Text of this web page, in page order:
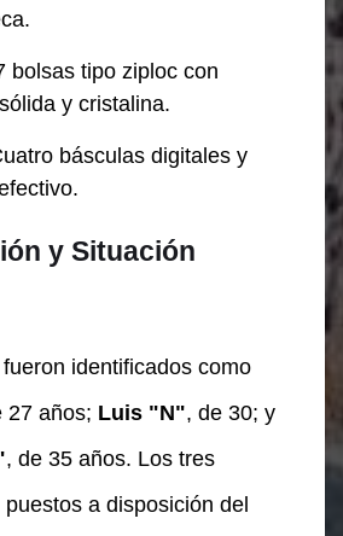
bolsas tipo ziploc con
y cristalina.
básculas digitales y
y Situación
identificados como
27 años; Luis "N", de 30; y
, de 35 años. Los tres
a disposición del